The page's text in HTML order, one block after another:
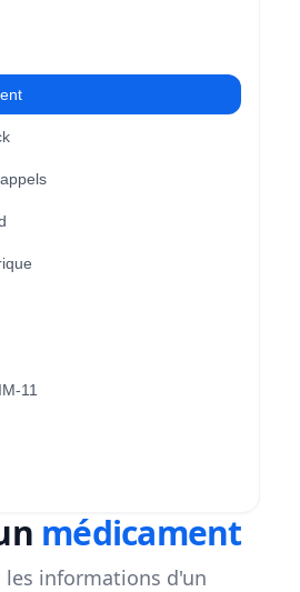
11
médicament
les informations d'un